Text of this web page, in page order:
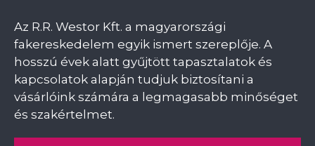
Az R.R. Westor Kft. a magyarországi
fakereskedelem egyik ismert szereplője. A
hosszú évek alatt gyűjtött tapasztalatok és
kapcsolatok alapján tudjuk biztosítani a
vásárlóink számára a legmagasabb minőséget
és szakértelmet.